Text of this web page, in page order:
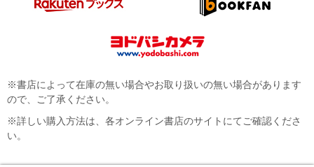
※書店によって在庫の無い場合やお取り扱いの無い場合があります
ので、ご了承ください。
※詳しい購入方法は、各オンライン書店のサイトにてご確認くださ
い。